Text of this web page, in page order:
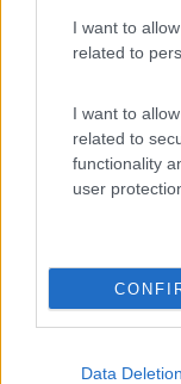
I want to
related to
I want to
related to
functionality
user
Data Deletion